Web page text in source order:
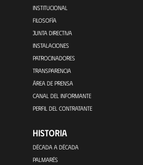
INSTITUCIONAL
FILOSOFÍA
JUNTA DIRECTIVA
INSTALACIONES
PATROCINADORES
TRANSPARENCIA
ÁREA DE PRENSA
CANAL DEL INFORMANTE
PERFIL DEL CONTRATANTE
HISTORIA
DÉCADA A DÉCADA
PALMARÉS